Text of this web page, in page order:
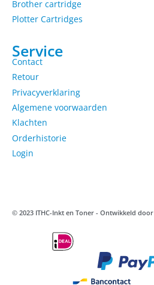
Brother cartridge
Plotter Cartridges
Service
Contact
Retour
Privacyverklaring
Algemene voorwaarden
Klachten
Orderhistorie
Login
© 2023 ITHC-Inkt en Toner - Ontwikkeld door